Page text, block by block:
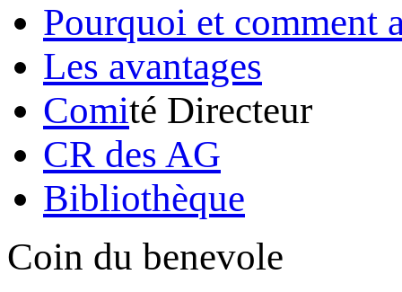
Pourquoi et comment
Les avantages
Comité Directeur
CR des AG
Bibliothèque
Coin du benevole